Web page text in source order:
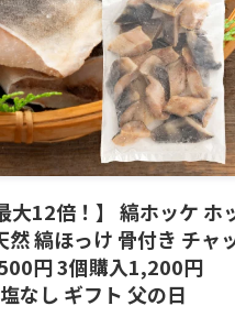
大12倍！】 縞ホッケ ホ
縞ほっけ 骨付き チャ
円 3個購入1,200円
なし ギフト 父の日